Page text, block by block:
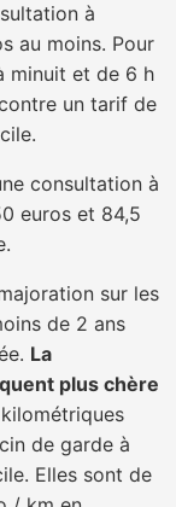
à
au moins. Pour
minuit et de 6 h
un tarif de
consultation à
euros et 84,5
sur les
de 2 ans
La
plus chère
de garde à
Elles sont de